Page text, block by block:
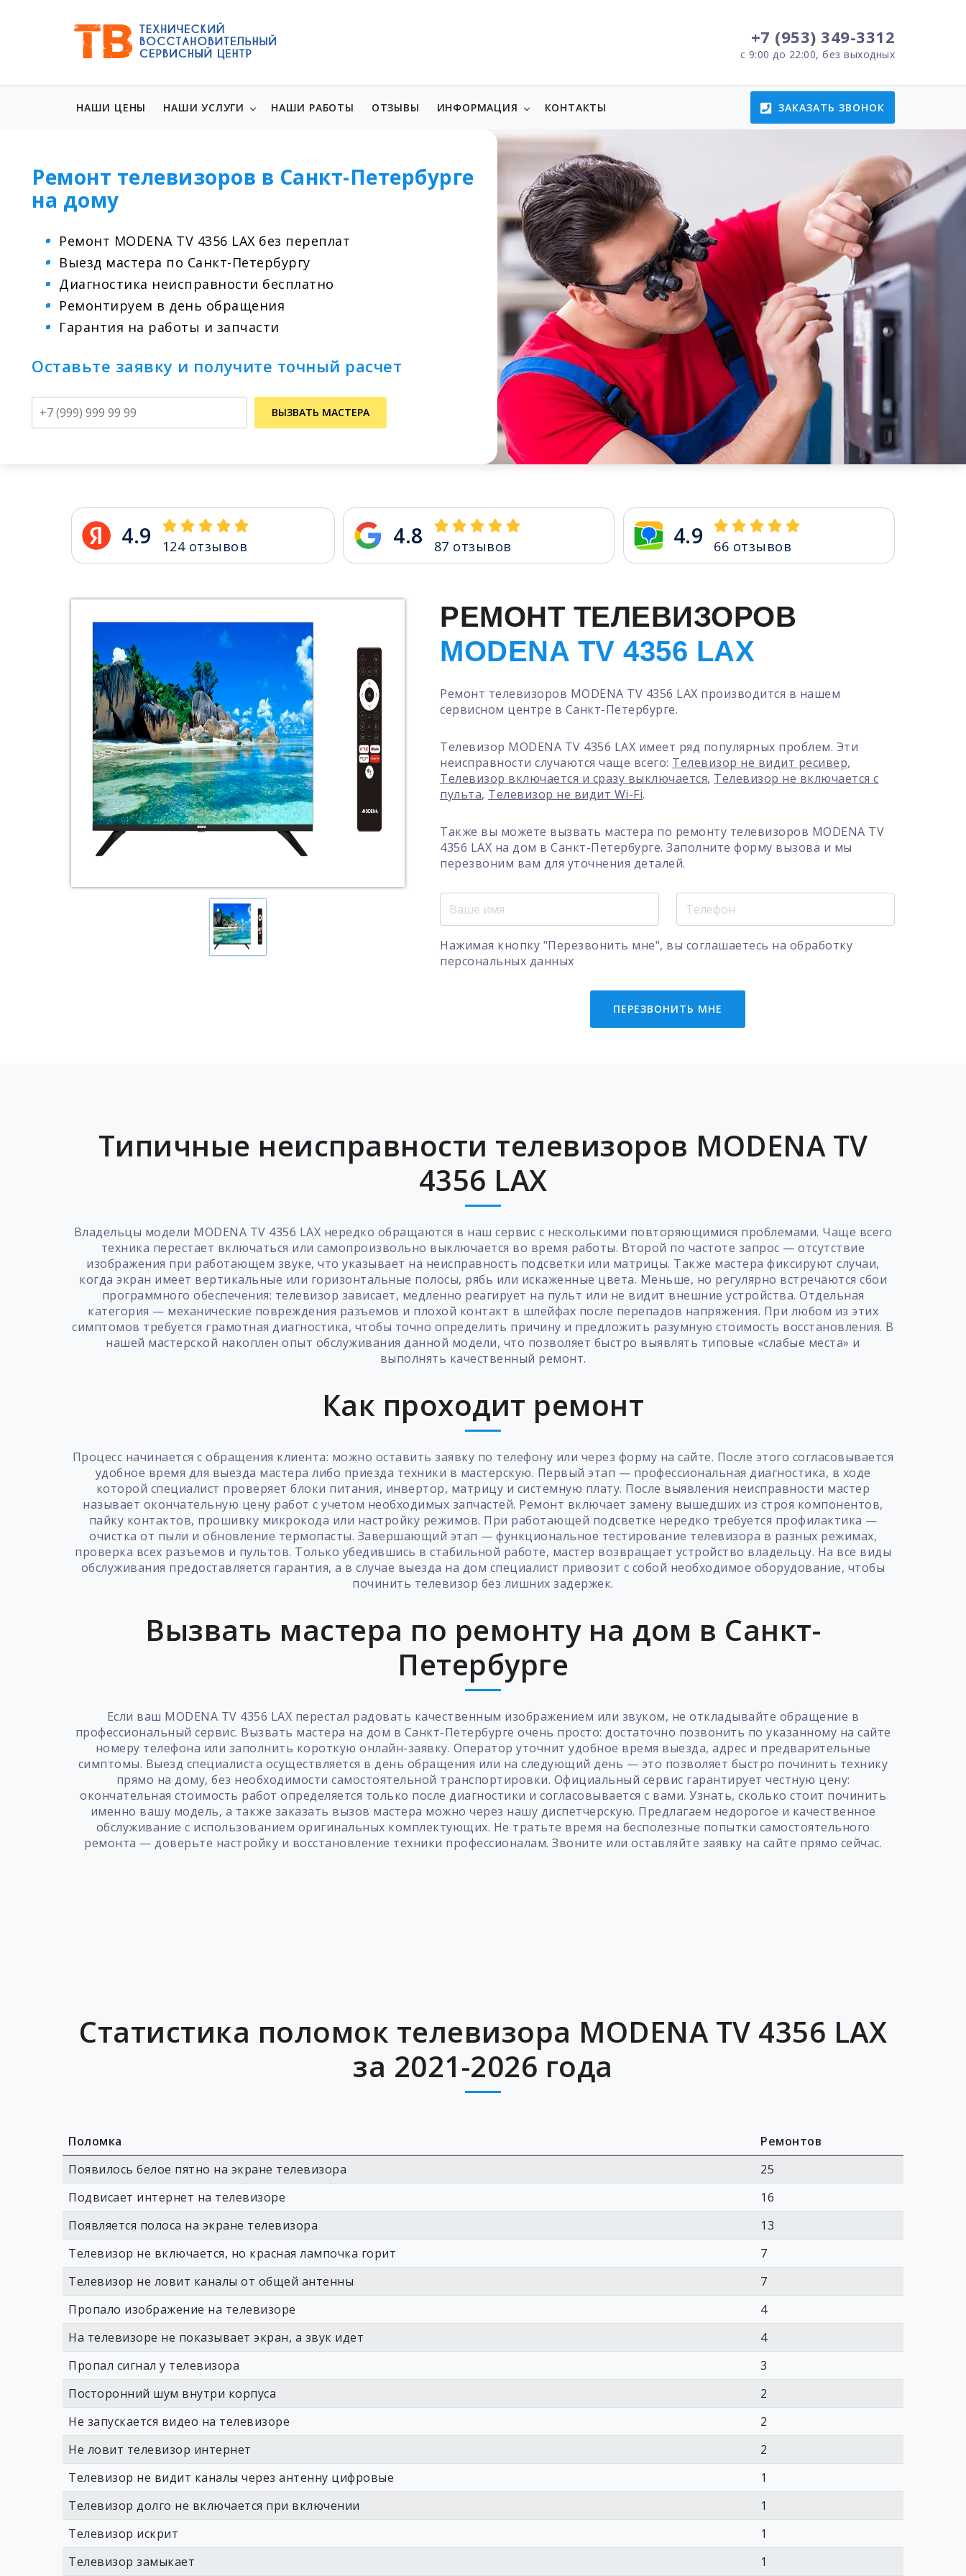
+7 (953) 349-3312
с 9:00 до 22:00, без выходных
НАШИ ЦЕНЫ НАШИ УСЛУГИ НАШИ РАБОТЫ ОТЗЫВЫ ИНФОРМАЦИЯ КОНТАКТЫ ЗАКАЗАТЬ ЗВОНОК
Ремонт телевизоров в Санкт-Петербурге
на дому
Ремонт MODENA TV 4356 LAX без переплат
Выезд мастера по Санкт-Петербургу
Диагностика неисправности бесплатно
Ремонтируем в день обращения
Гарантия на работы и запчасти
Оставьте заявку и получите точный расчет
ВЫЗВАТЬ МАСТЕРА
4.9 124отзывов 4.8 87 отзывов 4.9 66 отзывов
РЕМОНТ ТЕЛЕВИЗОРОВ
MODENA TV 4356 LAX
Ремонт телевизоров MODENA TV 4356 LAX производится в нашем
сервисном центре в Санкт-Петербурге.
Телевизор MODENA TV 4356 LAX имеет ряд популярных проблем. Эти
неисправности случаются чаще всего: Телевизор не видит ресивер,
Телевизор включается и сразу выключается, Телевизор не включается с
пульта, Телевизор не видит Wi-Fi.
Также вы можете вызвать мастера по ремонту телевизоров MODENA TV
4356 LAX на дом в Санкт-Петербурге. Заполните форму вызова и мы
перезвоним вам для уточнения деталей.
Нажимая кнопку "Перезвонить мне", вы соглашаетесь на обработку
персональных данных
ПЕРЕЗВОНИТЬ МНЕ
Типичные неисправности телевизоров MODENA TV
4356 LAX
Владельцы модели MODENA TV 4356 LAX нередко обращаются в наш сервис с несколькими повторяющимися проблемами. Чаще всего
техника перестает включаться или самопроизвольно выключается во время работы. Второй по частоте запрос — отсутствие
изображения при работающем звуке, что указывает на неисправность подсветки или матрицы. Также мастера фиксируют случаи,
когда экран имеет вертикальные или горизонтальные полосы, рябь или искаженные цвета. Меньше, но регулярно встречаются сбои
программного обеспечения: телевизор зависает, медленно реагирует на пульт или не видит внешние устройства. Отдельная
категория — механические повреждения разъемов и плохой контакт в шлейфах после перепадов напряжения. При любом из этих
симптомов требуется грамотная диагностика, чтобы точно определить причину и предложить разумную стоимость восстановления. В
нашей мастерской накоплен опыт обслуживания данной модели, что позволяет быстро выявлять типовые «слабые места» и
выполнять качественный ремонт.
Как проходит ремонт
Процесс начинается с обращения клиента: можно оставить заявку по телефону или через форму на сайте. После этого согласовывается
удобное время для выезда мастера либо приезда техники в мастерскую. Первый этап — профессиональная диагностика, в ходе
которой специалист проверяет блоки питания, инвертор, матрицу и системную плату. После выявления неисправности мастер
называет окончательную цену работ с учетом необходимых запчастей. Ремонт включает замену вышедших из строя компонентов,
пайку контактов, прошивку микрокода или настройку режимов. При работающей подсветке нередко требуется профилактика —
очистка от пыли и обновление термопасты. Завершающий этап — функциональное тестирование телевизора в разных режимах,
проверка всех разъемов и пультов. Только убедившись в стабильной работе, мастер возвращает устройство владельцу. На все виды
обслуживания предоставляется гарантия, а в случае выезда на дом специалист привозит с собой необходимое оборудование, чтобы
починить телевизор без лишних задержек.
Вызвать мастера по ремонту на дом в Санкт-
Петербурге
Если ваш MODENA TV 4356 LAX перестал радовать качественным изображением или звуком, не откладывайте обращение в
профессиональный сервис. Вызвать мастера на дом в Санкт-Петербурге очень просто: достаточно позвонить по указанному на сайте
номеру телефона или заполнить короткую онлайн-заявку. Оператор уточнит удобное время выезда, адрес и предварительные
симптомы. Выезд специалиста осуществляется в день обращения или на следующий день — это позволяет быстро починить технику
прямо на дому, без необходимости самостоятельной транспортировки. Официальный сервис гарантирует честную цену:
окончательная стоимость работ определяется только после диагностики и согласовывается с вами. Узнать, сколько стоит починить
именно вашу модель, а также заказать вызов мастера можно через нашу диспетчерскую. Предлагаем недорогое и качественное
обслуживание с использованием оригинальных комплектующих. Не тратьте время на бесполезные попытки самостоятельного
ремонта — доверьте настройку и восстановление техники профессионалам. Звоните или оставляйте заявку на сайте прямо сейчас.
Статистика поломок телевизора MODENA TV 4356 LAX
за 2021-2026 года
Поломка
Ремонтов
Появилось белое пятно на экране телевизора
25
Подвисает интернет на телевизоре
16
Появляется полоса на экране телевизора
13
Телевизор не включается, но красная лампочка горит
7
Телевизор не ловит каналы от общей антенны
7
Пропало изображение на телевизоре
4
На телевизоре не показывает экран, а звук идет
4
Пропал сигнал у телевизора
3
Посторонний шум внутри корпуса
2
Не запускается видео на телевизоре
2
Не ловит телевизор интернет
2
Телевизор не видит каналы через антенну цифровые
1
Телевизор долго не включается при включении
1
Телевизор искрит
1
Телевизор замыкает
1